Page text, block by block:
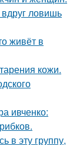
ловишь
живёт в
кожи.
ивченко:
в эту группу,